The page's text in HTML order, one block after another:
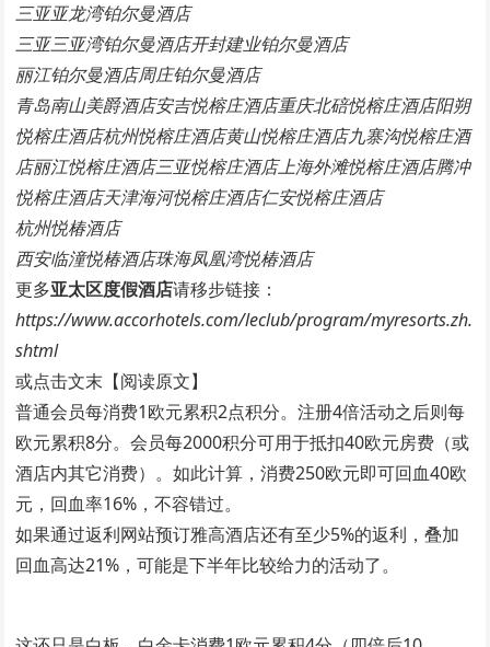
三亚亚龙湾铂尔曼酒店
三亚三亚湾铂尔曼酒店开封建业铂尔曼酒店
丽江铂尔曼酒店周庄铂尔曼酒店
青岛南山美爵酒店安吉悦榕庄酒店重庆北碚悦榕庄酒店阳朔
悦榕庄酒店杭州悦榕庄酒店黄山悦榕庄酒店九寨沟悦榕庄酒
店丽江悦榕庄酒店三亚悦榕庄酒店上海外滩悦榕庄酒店腾冲
悦榕庄酒店天津海河悦榕庄酒店仁安悦榕庄酒店
杭州悦椿酒店
西安临潼悦椿酒店珠海凤凰湾悦椿酒店
更多亚太区度假酒店请移步链接：
https://www.accorhotels.com/leclub/program/myresorts.zh.
shtml
或点击文末【阅读原文】
普通会员每消费1欧元累积2点积分。注册4倍活动之后则每
欧元累积8分。会员每2000积分可用于抵扣40欧元房费（或
酒店内其它消费）。如此计算，消费250欧元即可回血40欧
元，回血率16%，不容错过。
如果通过返利网站预订雅高酒店还有至少5%的返利，叠加
回血高达21%，可能是下半年比较给力的活动了。